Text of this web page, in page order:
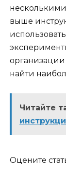
выше
организации
найти
Читайте
Оцените